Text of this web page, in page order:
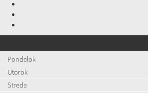
Pondelok
Utorok
Streda